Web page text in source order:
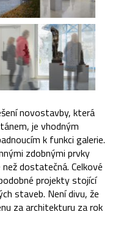
novostavby, která
je vhodným
k funkci galerie.
zdobnými prvky
dostatečná. Celkové
projekty stojící
staveb. Není divu, že
za architekturu za rok